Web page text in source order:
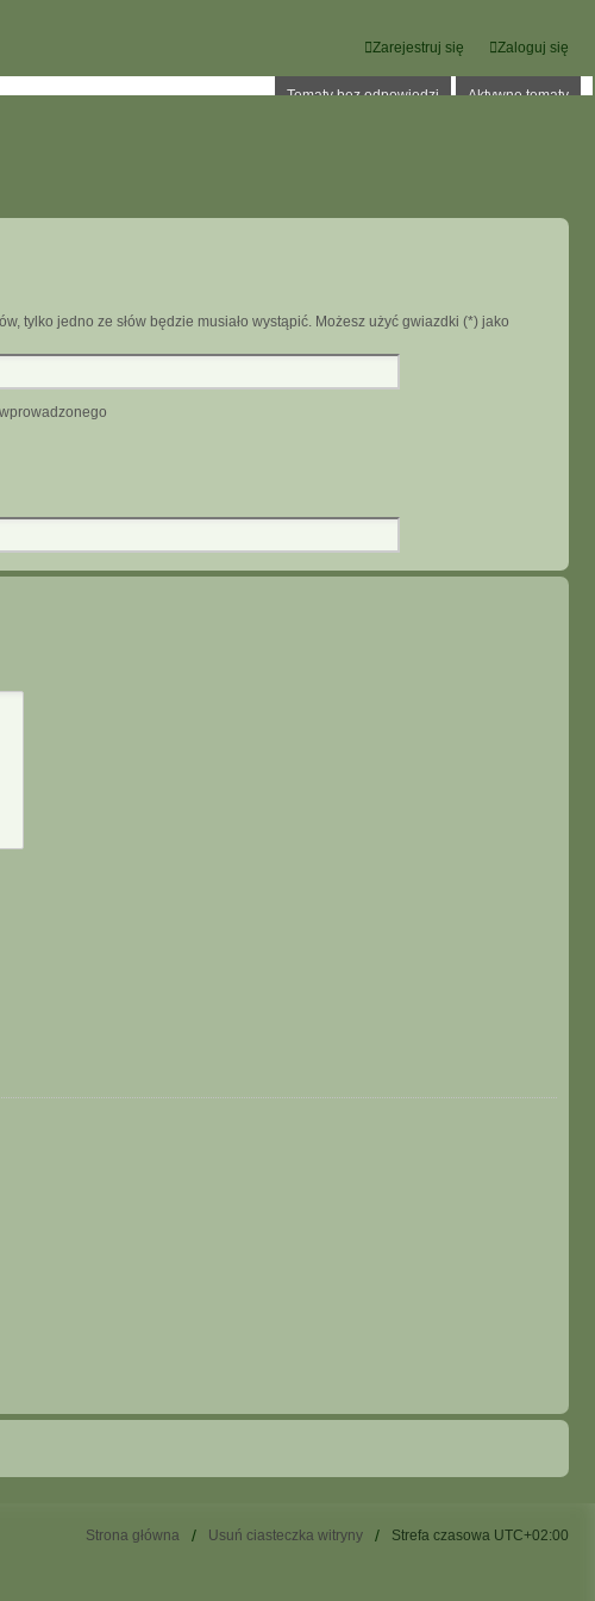
Zaloguj się
Zarejestruj się
Tematy bez odpowiedzi Aktywne tematy
tylko jedno ze słów będzie musiało wystąpić. Możesz użyć gwiazdki (*) jako
Strona główna Usuń ciasteczka witryny Strefa czasowa UTC+02:00